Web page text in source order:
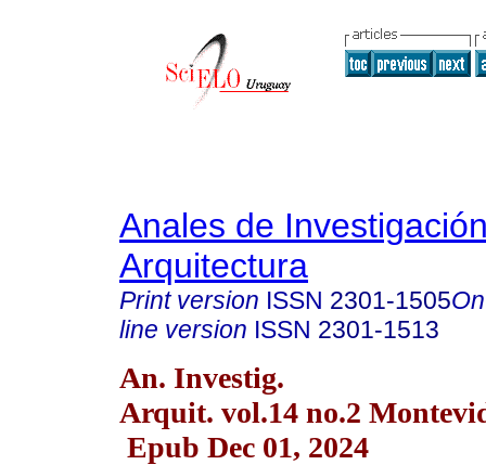
Anales de
Arquitectura
Print version ISSN 2301-1505
line version ISSN 2301-1513
An. Investig.
Arquit. vol.14 no.2
Epub Dec 01, 2024